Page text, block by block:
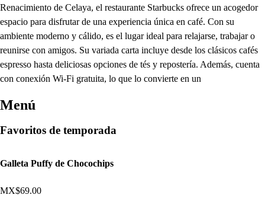
Renacimiento de Celaya, el restaurante Starbucks ofrece un acogedor
espacio para disfrutar de una experiencia única en café. Con su
ambiente moderno y cálido, es el lugar ideal para relajarse, trabajar o
reunirse con amigos. Su variada carta incluye desde los clásicos cafés
espresso hasta deliciosas opciones de tés y repostería. Además, cuenta
con conexión Wi-Fi gratuita, lo que lo convierte en un
Menú
Favoritos de temporada
Galleta Puffy de Chocochips
MX$69.00